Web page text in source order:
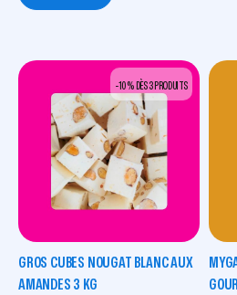
-10 % DÈS 3 PRODUITS
GROS CUBES NOUGAT BLANC AUX
AMANDES 3 KG